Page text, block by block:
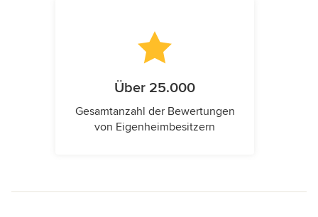
Über 25.000
Gesamtanzahl der Bewertungen
von Eigenheimbesitzern